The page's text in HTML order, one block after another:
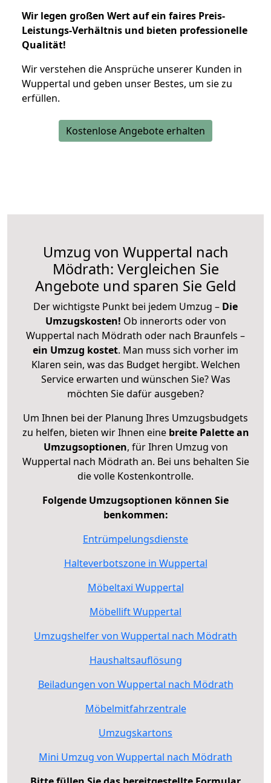
Wir legen großen Wert auf ein faires Preis-
Leistungs-Verhältnis und bieten professionelle
Qualität!
Wir verstehen die Ansprüche unserer Kunden in
Wuppertal und geben unser Bestes, um sie zu
erfüllen.
Kostenlose Angebote erhalten
Umzug von Wuppertal nach
Mödrath: Vergleichen Sie
Angebote und sparen Sie Geld
Der wichtigste Punkt bei jedem Umzug – Die
Umzugskosten! Ob innerorts oder von
Wuppertal nach Mödrath oder nach Braunfels –
ein Umzug kostet. Man muss sich vorher im
Klaren sein, was das Budget hergibt. Welchen
Service erwarten und wünschen Sie? Was
möchten Sie dafür ausgeben?
Um Ihnen bei der Planung Ihres Umzugsbudgets
zu helfen, bieten wir Ihnen eine breite Palette an
Umzugsoptionen, für Ihren Umzug von
Wuppertal nach Mödrath an. Bei uns behalten Sie
die volle Kostenkontrolle.
Folgende Umzugsoptionen können Sie
benkommen:
Entrümpelungsdienste
Halteverbotszone in Wuppertal
Möbeltaxi Wuppertal
Möbellift Wuppertal
Umzugshelfer von Wuppertal nach Mödrath
Haushaltsauflösung
Beiladungen von Wuppertal nach Mödrath
Möbelmitfahrzentrale
Umzugskartons
Mini Umzug von Wuppertal nach Mödrath